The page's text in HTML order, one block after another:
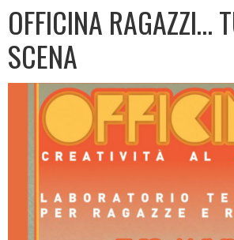
OFFICINA RAGAZZI…
SCENA